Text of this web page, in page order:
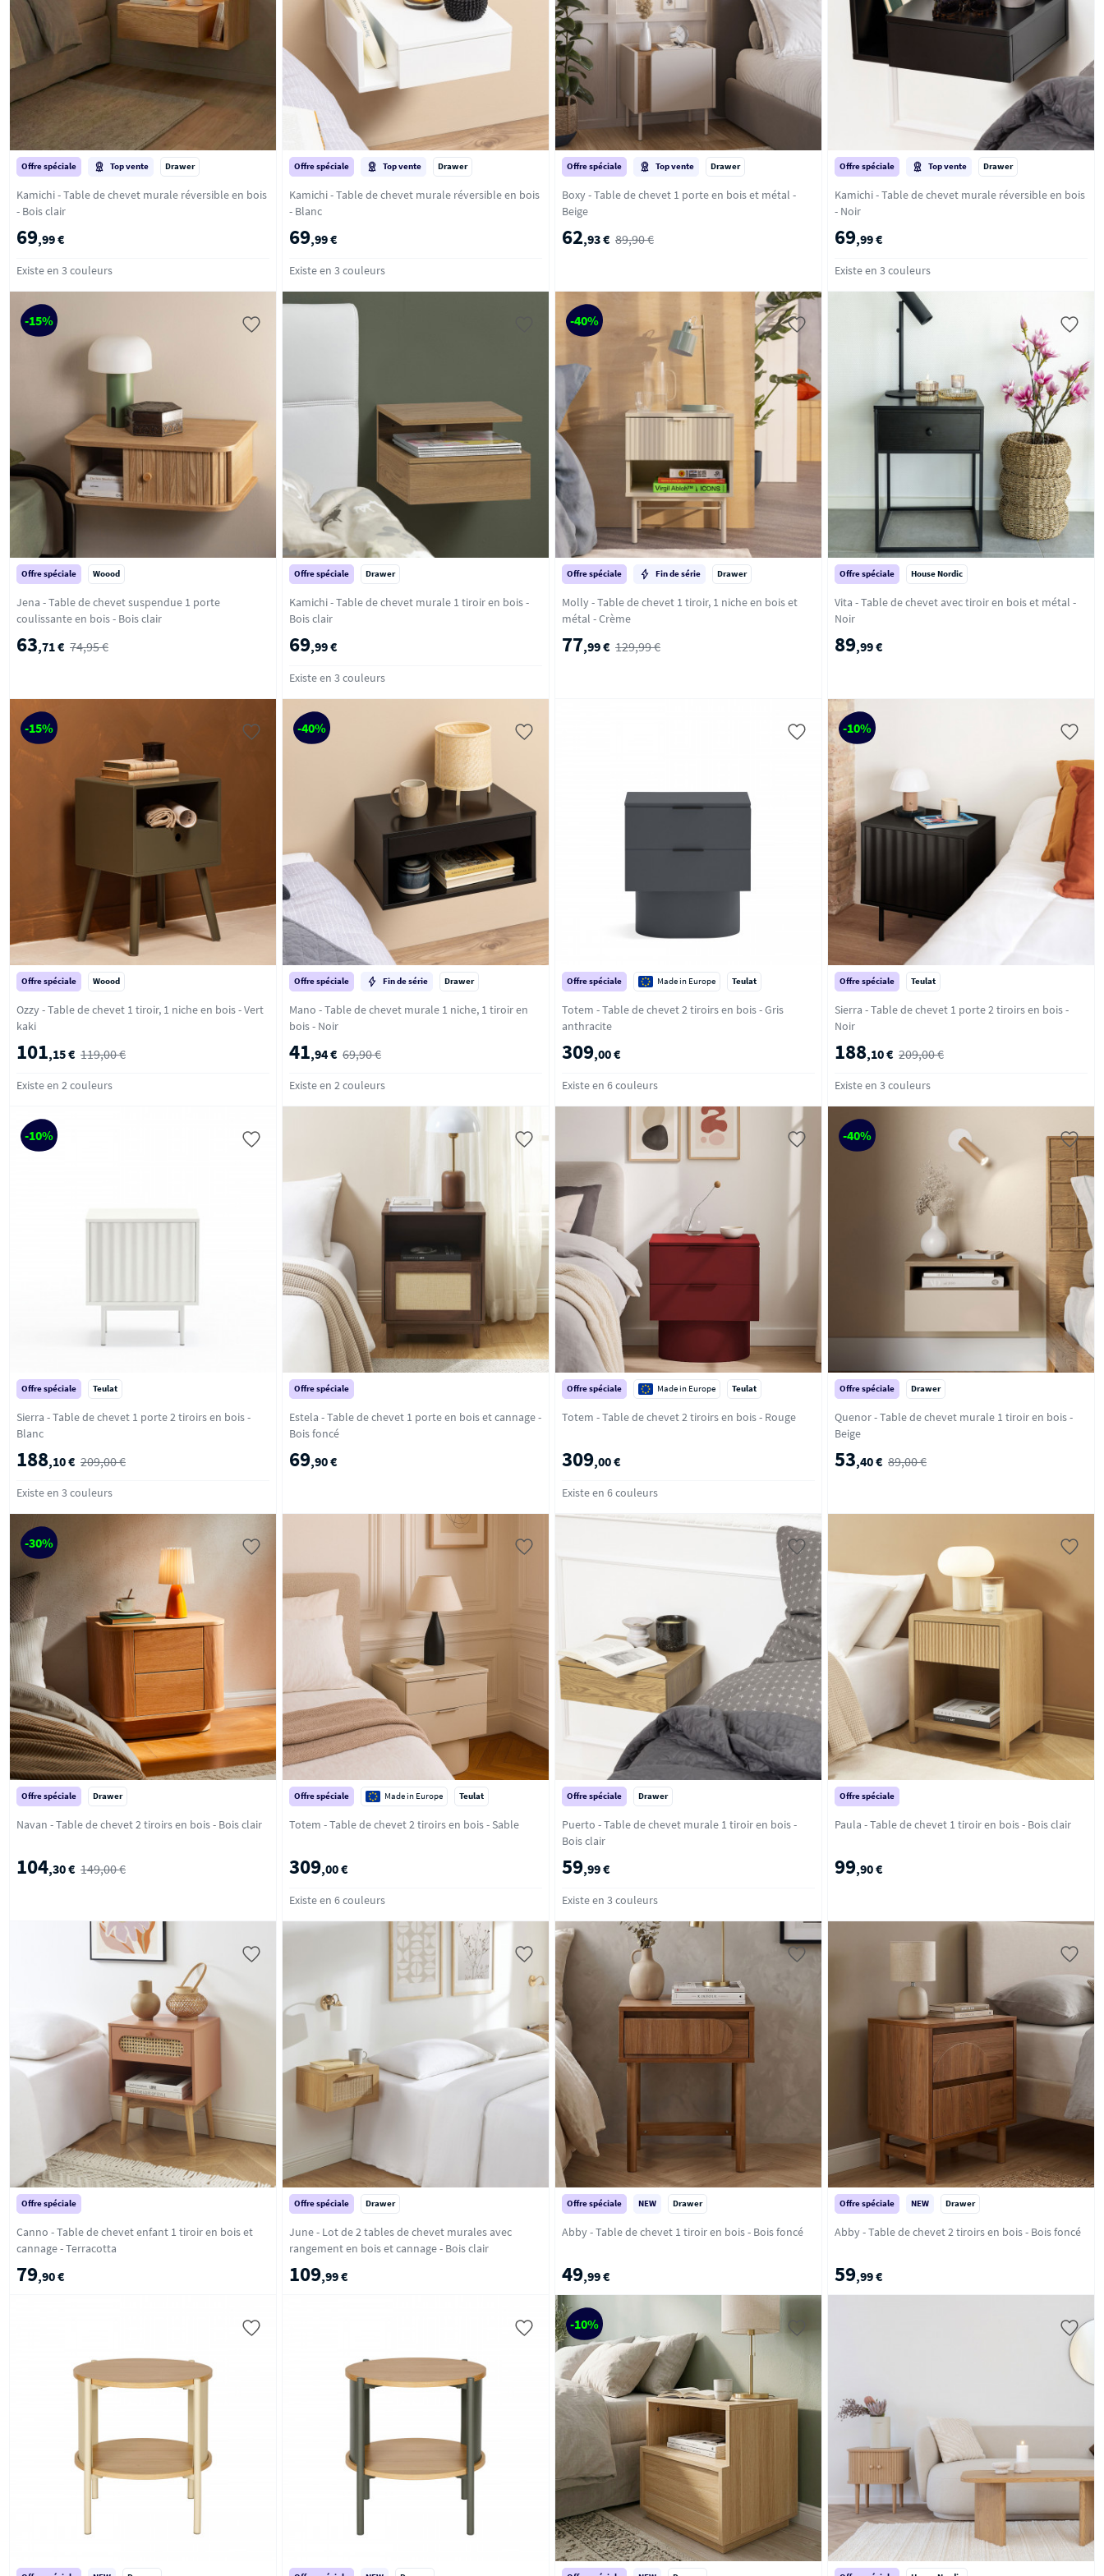
Offre spéciale Top vente Drawer
Kamichi - Table de chevet murale réversible en bois
- Bois clair
69,99 €
Existe en 3 couleurs
Offre spéciale Top vente Drawer
Kamichi - Table de chevet murale réversible en bois
- Blanc
69,99 €
Existe en 3 couleurs
Offre spéciale Top vente Drawer
Boxy - Table de chevet 1 porte en bois et métal -
Beige
62,93 € 89,90 €
Offre spéciale Top vente Drawer
Kamichi - Table de chevet murale réversible en bois
- Noir
69,99 €
Existe en 3 couleurs
-15%
Offre spéciale Woood
Jena - Table de chevet suspendue 1 porte
coulissante en bois - Bois clair
63,71 € 74,95 €
Offre spéciale Drawer
Kamichi - Table de chevet murale 1 tiroir en bois -
Bois clair
69,99 €
Existe en 3 couleurs
-40%
Offre spéciale Fin de série Drawer
Molly - Table de chevet 1 tiroir, 1 niche en bois et
métal - Crème
77,99 € 129,99 €
Offre spéciale House Nordic
Vita - Table de chevet avec tiroir en bois et métal -
Noir
89,99 €
-15%
Offre spéciale Woood
Ozzy - Table de chevet 1 tiroir, 1 niche en bois - Vert
kaki
101,15 € 119,00 €
Existe en 2 couleurs
-40%
Offre spéciale Fin de série Drawer
Mano - Table de chevet murale 1 niche, 1 tiroir en
bois - Noir
41,94 € 69,90 €
Existe en 2 couleurs
Offre spéciale Made in Europe Teulat
Totem - Table de chevet 2 tiroirs en bois - Gris
anthracite
309,00 €
Existe en 6 couleurs
-10%
Offre spéciale Teulat
Sierra - Table de chevet 1 porte 2 tiroirs en bois -
Noir
188,10 € 209,00 €
Existe en 3 couleurs
-10%
Offre spéciale Teulat
Sierra - Table de chevet 1 porte 2 tiroirs en bois -
Blanc
188,10 € 209,00 €
Existe en 3 couleurs
Offre spéciale
Estela - Table de chevet 1 porte en bois et cannage -
Bois foncé
69,90 €
Offre spéciale Made in Europe Teulat
Totem - Table de chevet 2 tiroirs en bois - Rouge
309,00 €
Existe en 6 couleurs
-40%
Offre spéciale Drawer
Quenor - Table de chevet murale 1 tiroir en bois -
Beige
53,40 € 89,00 €
-30%
Offre spéciale Drawer
Navan - Table de chevet 2 tiroirs en bois - Bois clair
104,30 € 149,00 €
Offre spéciale Made in Europe Teulat
Totem - Table de chevet 2 tiroirs en bois - Sable
309,00 €
Existe en 6 couleurs
Offre spéciale Drawer
Puerto - Table de chevet murale 1 tiroir en bois -
Bois clair
59,99 €
Existe en 3 couleurs
Offre spéciale
Paula - Table de chevet 1 tiroir en bois - Bois clair
99,90 €
Offre spéciale
Canno - Table de chevet enfant 1 tiroir en bois et
cannage - Terracotta
79,90 €
Offre spéciale Drawer
June - Lot de 2 tables de chevet murales avec
rangement en bois et cannage - Bois clair
109,99 €
Offre spéciale NEW Drawer
Abby - Table de chevet 1 tiroir en bois - Bois foncé
49,99 €
Offre spéciale NEW Drawer
Abby - Table de chevet 2 tiroirs en bois - Bois foncé
59,99 €
-10%